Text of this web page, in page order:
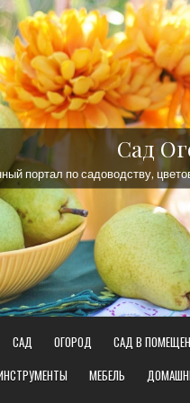
Сад
портал по садоводству,
САД ОГОРОД САД В
МЕБЕЛЬ